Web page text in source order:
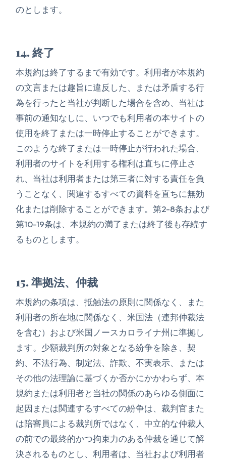
のとします。
14. 終了
本規約は終了するまで有効です。利用者が本規約
の文言または趣旨に違反した、または矛盾する行
為を行ったと当社が判断した場合を含め、当社は
事前の通知なしに、いつでも利用者の本サイトの
使用を終了または一時停止することができます。
このような終了または一時停止が行われた場合、
利用者のサイトを利用する権利は直ちに停止さ
れ、当社は利用者または第三者に対する責任を負
うことなく、関連するすべての資料を直ちに無効
化または削除することができます。第2-8条および
第10-19条は、本規約の満了または終了後も存続す
るものとします。
15. 準拠法、仲裁
本規約の条項は、抵触法の原則に関係なく、また
利用者の所在地に関係なく、米国法（連邦仲裁法
を含む）および米国ノースカロライナ州に準拠し
ます。少額裁判所の対象となる紛争を除き、契
約、不法行為、制定法、詐欺、不実表示、または
その他の法理論に基づくか否かにかかわらず、本
規約または利用者と当社の関係のあらゆる側面に
起因または関連するすべての紛争は、裁判官また
は陪審員による裁判所ではなく、中立的な仲裁人
の前での最終的かつ拘束力のある仲裁を通じて解
決されるものとし、利用者は、当社および利用者